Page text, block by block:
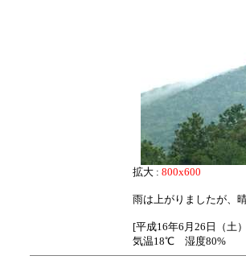
拡大 : 800x600
雨は上がりましたが、
[平成16年6月26日（
気温18℃ 湿度80%